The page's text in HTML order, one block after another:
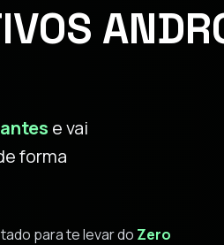
e vai
forma
para te levar do Zero